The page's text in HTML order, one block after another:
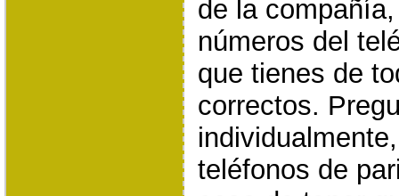
de la
números del
que tienes de
correctos.
teléfonos de